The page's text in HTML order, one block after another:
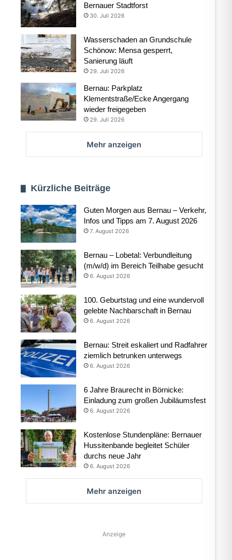
Bernauer Stadtforst
30. Juli 2026
Wasserschaden an Grundschule
Schönow: Mensa gesperrt,
Sanierung läuft
29. Juli 2026
Bernau: Parkplatz
Klementstraße/Ecke Angergang
wieder freigegeben
29. Juli 2026
Mehr anzeigen
Kürzliche Beiträge
Guten Morgen aus Bernau – Verkehr,
Infos und Tipps am 7. August 2026
7. August 2026
Bernau – Lobetal: Verbundleitung
(m/w/d) im Bereich Teilhabe gesucht
6. August 2026
100. Geburtstag und eine wundervoll
gelebte Nachbarschaft in Bernau
6. August 2026
Bernau: Streit eskaliert und Radfahrer
ziemlich betrunken unterwegs
6. August 2026
6 Jahre Braurecht in Börnicke:
Einladung zum großen Jubiläumsfest
6. August 2026
Kostenlose Stundenpläne: Bernauer
Hussitenbande begleitet Schüler
durchs neue Jahr
6. August 2026
Mehr anzeigen
Anzeige